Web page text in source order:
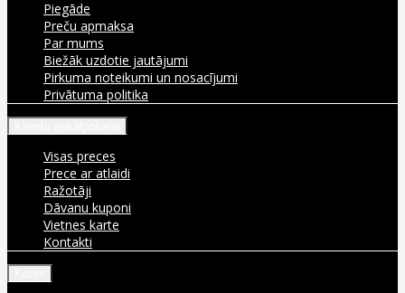
Piegāde
Preču apmaksa
Par mums
Biežāk uzdotie jautājumi
Pirkuma noteikumi un nosacījumi
Privātuma politika
Visas preces
Prece ar atlaidi
Ražotāji
Dāvanu kuponi
Vietnes karte
Kontakti